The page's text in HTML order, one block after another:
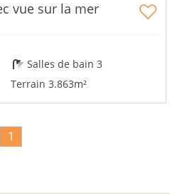
vue sur la mer
Salles de bain 3
Terrain 3.863m²
1